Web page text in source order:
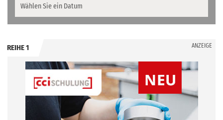
REIHE 1 ANZEIGE